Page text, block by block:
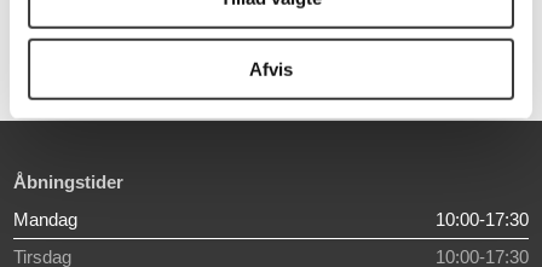
Afvis
Åbningstider
Mandag
10:00-17:30
Tirsdag
10:00-17:30